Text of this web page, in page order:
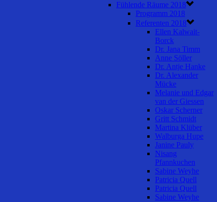
Fühlende Räume 2018
Programm 2018
Referenten 2018
Ellen Kalwait-
Borck
Dr. Jana Timm
Anne Söller
Dr. Antje Hanke
Dr. Alexander
Mücke
Melanie und Edgar
van der Giessen
Oskar Scherner
Gritt Schmidt
Martina Klüber
Walburga Hupe
Janine Pauly
Nisang
Pfannkuchen
Sabine Weyhe
Patricia Quell
Patricia Quell
Sabine Weyhe